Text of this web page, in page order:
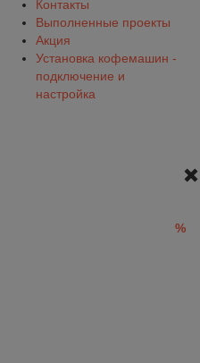
Контакты
Выполненные проекты
Акция
Установка кофемашин -
подключение и
настройка
%